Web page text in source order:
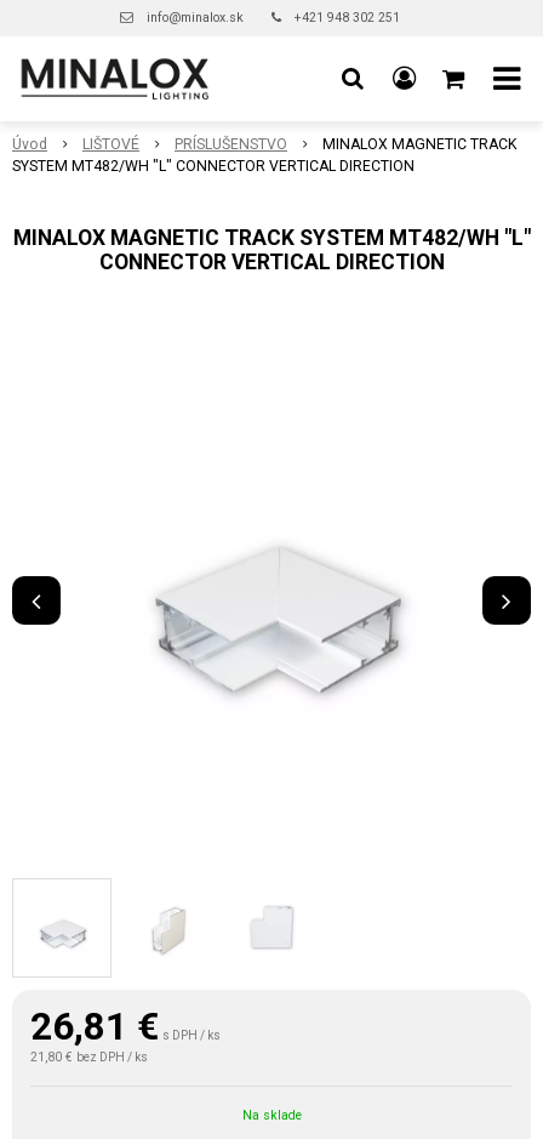
info@minalox.sk +421 948 302 251
Úvod LIŠTOVÉ PRÍSLUŠENSTVO
MINALOX MAGNETIC TRACK
SYSTEM MT482/WH "L" CONNECTOR VERTICAL DIRECTION
MINALOX MAGNETIC TRACK SYSTEM MT482/WH "L"
CONNECTOR VERTICAL DIRECTION
26,81 € s DPH / ks
21,80 € bez DPH / ks
Na sklade